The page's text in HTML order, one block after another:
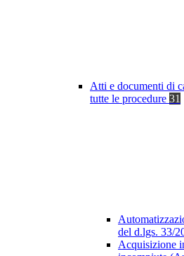
Atti e documenti di
tutte le procedure 31
del d.lgs. 33/
Acquisizione